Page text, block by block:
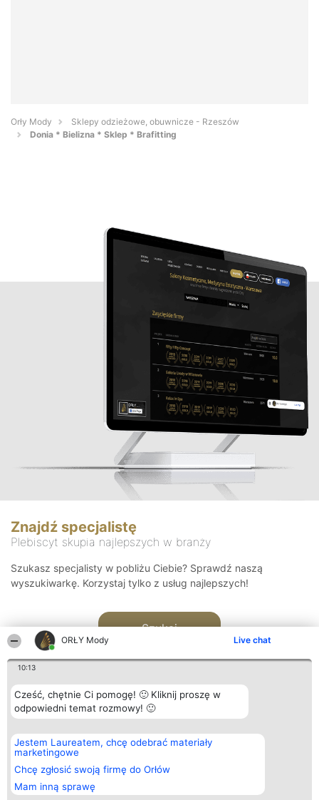
ORŁY Mody Live chat
10:13
Cześć, chętnie Ci pomogę! 🙂 Kliknij proszę w
odpowiedni temat rozmowy! 🙂
Jestem Laureatem, chcę odebrać materiały
marketingowe
Chcę zgłosić swoją firmę do Orłów
Mam inną sprawę
Orły Mody
Sklepy odzieżowe, obuwnicze - Rzeszów
Donia * Bielizna * Sklep * Brafitting
Znajdź specjalistę
Plebiscyt skupia najlepszych w branży
Szukasz specjalisty w pobliżu Ciebie? Sprawdź naszą
wyszukiwarkę. Korzystaj tylko z usług najlepszych!
Szukaj
Organizator plebiscytu
Bright Side Solutions sp. z o.
o. sp. k.
ul. Ruska 22
Wrocław 50-079
KRS 0000749100 | Regon
381313360 | NIP 8943132676
Plebiscyt
Laureaci
wszystkich
Laureatów
Regulamin
Kontakt
Kontakt